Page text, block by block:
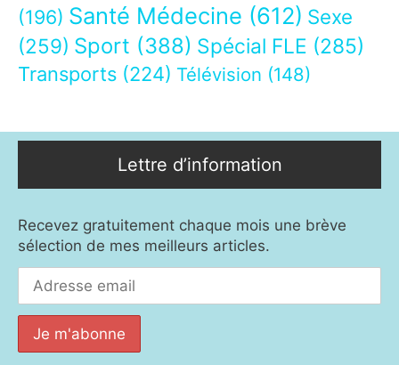
(196) Santé Médecine (612) Sexe
(259) Sport (388) Spécial FLE (285)
Transports (224) Télévision (148)
Lettre d’information
Recevez gratuitement chaque mois une brève
sélection de mes meilleurs articles.